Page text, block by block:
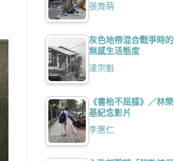
張育萌
灰色地帶混合戰爭時的
無感生活態度
凌宗魁
《書枱不屈膝》／林榮
基紀念影片
李惠仁